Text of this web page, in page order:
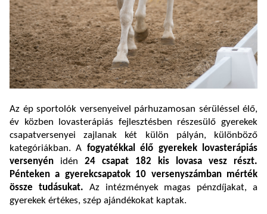
Az ép sportolók versenyeivel párhuzamosan sérüléssel élő,
év közben lovasterápiás fejlesztésben részesülő gyerekek
csapatversenyei zajlanak két külön pályán, különböző
kategóriákban. A fogyatékkal élő gyerekek lovasterápiás
versenyén idén 24 csapat
182 kis lovasa vesz részt.
Pénteken a gyerekcsapatok 10 versenyszámban mérték
össze tudásukat. Az intézmények magas pénzdíjakat, a
gyerekek értékes, szép ajándékokat kaptak.